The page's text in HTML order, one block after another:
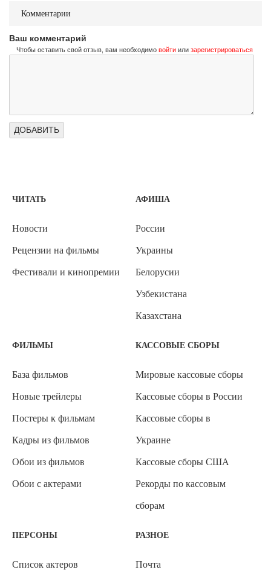
Комментарии
Ваш комментарий
Чтобы оставить свой отзыв, вам необходимо войти или зарегистрироваться
ЧИТАТЬ
Новости
Рецензии на фильмы
Фестивали и кинопремии
АФИША
России
Украины
Белорусии
Узбекистана
Казахстана
ФИЛЬМЫ
База фильмов
Новые трейлеры
Постеры к фильмам
Кадры из фильмов
Обои из фильмов
Обои с актерами
КАССОВЫЕ СБОРЫ
Мировые кассовые сборы
Кассовые сборы в России
Кассовые сборы в
Украине
Кассовые сборы США
Рекорды по кассовым
сборам
ПЕРСОНЫ
Список актеров
РАЗНОЕ
Почта